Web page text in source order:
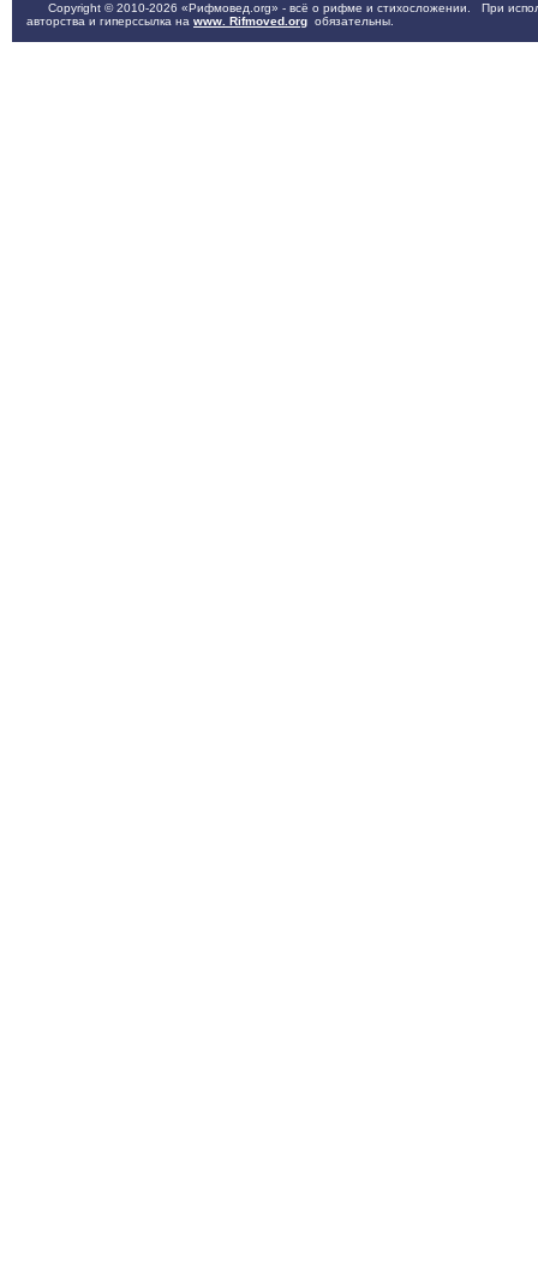
Copyright © 2010-2026 «Рифмовед.org» - всё о рифме и стихосложении. При
авторства и гиперссылка на www. Rifmoved.org обязательны.